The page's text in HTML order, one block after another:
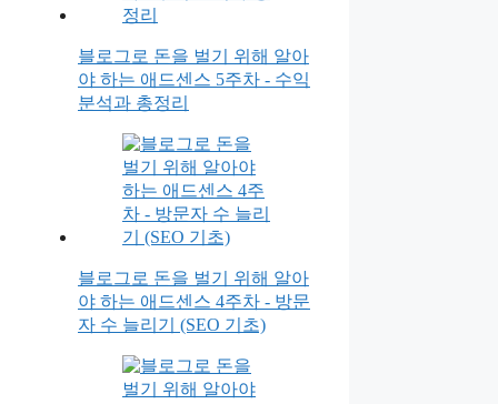
블로그로 돈을 벌기 위해 알아
야 하는 애드센스 5주차 - 수익
분석과 총정리
블로그로 돈을 벌기 위해 알아
야 하는 애드센스 4주차 - 방문
자 수 늘리기 (SEO 기초)